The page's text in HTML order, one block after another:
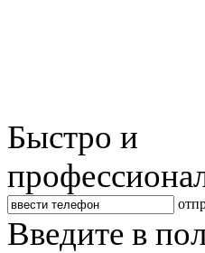
Быстро и
Введите в